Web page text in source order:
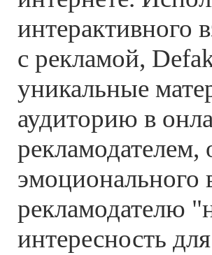
интерактивного
с рекламой,
уникальные
аудиторию в
эмоционального
рекламодателю
интересность